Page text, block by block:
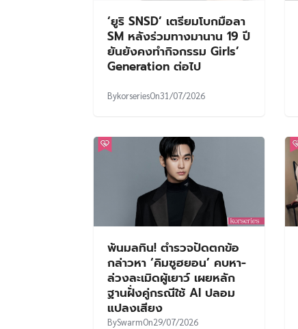
‘ยูริ SNSD’ เตรียมโบกมือลา
SM หลังร่วมทางมานาน 19 ปี
ยันยังคงทำกิจกรรม Girls’
Generation ต่อไป
BykorseriesOn31/07/2026
พ้นมลทิน! ตำรวจปัดตกข้อ
กล่าวหา ‘คิมซูฮยอน’ คบหา-
ล่วงละเมิดผู้เยาว์ เผยหลัก
ฐานฝั่งคู่กรณีใช้ AI ปลอม
แปลงเสียง
BySwarmOn29/07/2026